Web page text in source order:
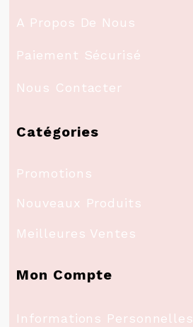
A Propos De Nous
Paiement Sécurisé
Nous Contacter
Catégories
Promotions
Nouveaux Produits
Meilleures Ventes
Mon Compte
Informations Personnelles